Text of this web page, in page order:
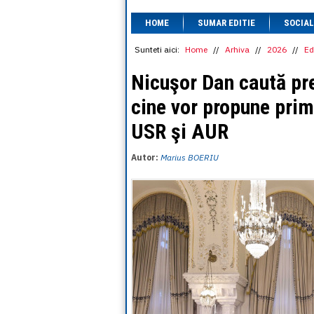
HOME SUMAR EDITIE SOCIAL
Sunteti aici: Home // Arhiva // 2026 //
Nicuşor Dan caută
cine vor propune
USR şi AUR
Autor: Marius BOERIU